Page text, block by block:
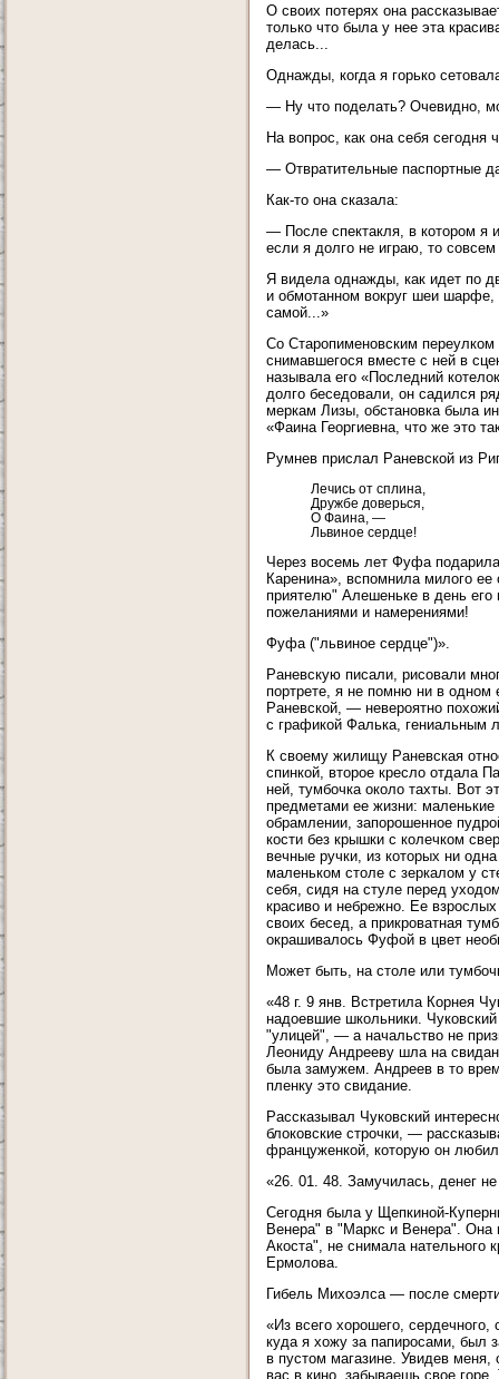
О своих потерях она
только что была у нее эта
делась...
Однажды, когда я горько
— Ну что поделать? Очевидно,
На вопрос, как она себя сегодня
— Отвратительные паспортные
Как-то она сказала:
— После спектакля, в котором я
если я долго не играю, то
Я видела однажды, как идет по
и обмотанном вокруг шеи шарфе,
самой...»
Со Старопименовским
снимавшегося вместе с ней в
называла его «Последний
долго беседовали, он садился
меркам Лизы, обстановка была
«Фаина Георгиевна, что же это
Румнев прислал Раневской из
Лечись от сплина,
Дружбе доверься,
О Фаина, —
Львиное сердце!
Через восемь лет Фуфа
Каренина», вспомнила милого
приятелю" Алешеньке в день
пожеланиями и намерениями!
Фуфа ("львиное сердце")».
Раневскую писали, рисовали
портрете, я не помню ни в одном
Раневской, — невероятно
с графикой Фалька, гениальным
К своему жилищу Раневская
спинкой, второе кресло отдала
ней, тумбочка около тахты. Вот
предметами ее жизни: маленькие
обрамлении, запорошенное
кости без крышки с колечком
вечные ручки, из которых ни
маленьком столе с зеркалом у
себя, сидя на стуле перед
красиво и небрежно. Ее
своих бесед, а прикроватная
окрашивалось Фуфой в цвет
Может быть, на столе или
«48 г. 9 янв. Встретила Корнея
надоевшие школьники.
"улицей", — а начальство не
Леониду Андрееву шла на
была замужем. Андреев в то
пленку это свидание.
Рассказывал Чуковский
блоковские строчки, —
француженкой, которую он
«26. 01. 48. Замучилась, денег
Сегодня была у Щепкиной-
Венера" в "Маркс и Венера". Она
Акоста", не снимала нательного
Ермолова.
Гибель Михоэлса — после
«Из всего хорошего,
куда я хожу за папиросами, был
в пустом магазине. Увидев меня,
вас в кино, забываешь свое